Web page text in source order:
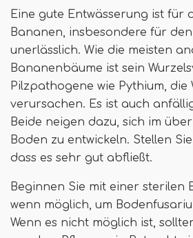
Eine gute Entwässerung ist für
Bananen, insbesondere für
unerlässlich. Wie die meisten
Bananenbäume ist sein
Pilzpathogene wie Pythium, die
verursachen. Es ist auch
Beide neigen dazu, sich im
Boden zu entwickeln. Stellen
dass es sehr gut abfließt.
Beginnen Sie mit einer sterilen
wenn möglich, um
Wenn es nicht möglich ist,